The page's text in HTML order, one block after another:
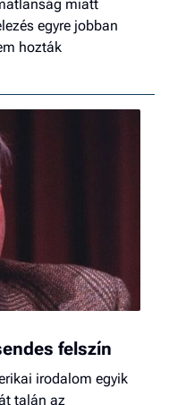
miatt
egyre jobban
hozták
felszín
irodalom egyik
talán az